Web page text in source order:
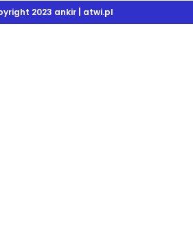
2023 ankir | atwi.pl